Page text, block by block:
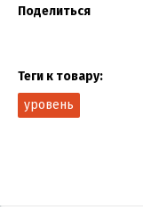
Поделиться
Теги к товару:
уровень